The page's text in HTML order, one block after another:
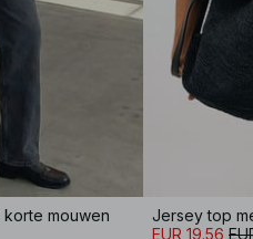
mouwen
Jersey top
EUR 19.56